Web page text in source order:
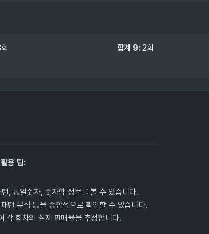
회 합계 9: 2회
용 팁:
, 동일숫자, 숫자합 정보를 볼 수 있습니다.
턴 분석 등을 종합적으로 확인할 수 있습니다.
각 회차의 실제 판매율을 추정합니다.